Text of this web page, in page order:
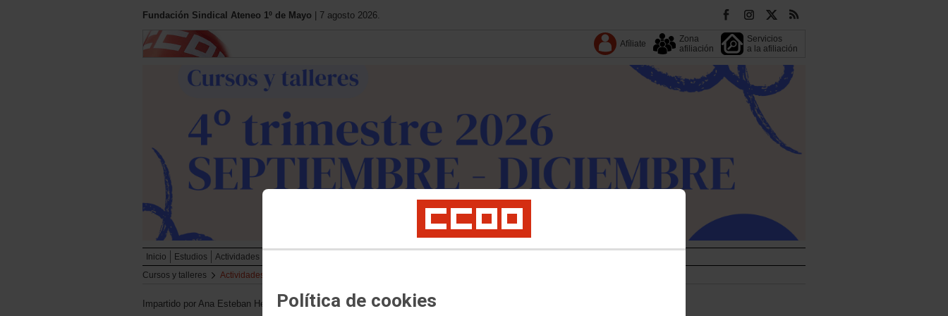
Política de cookies
Fundación Sindical Ateneo 1º de Mayo | 7 agosto 2026.
Afíliate
Zona
afiliación
Servicios
a la afiliación
Inicio Estudios Actividades
Cursos y talleres
Actividades
Impartido por Ana Esteban Herranz